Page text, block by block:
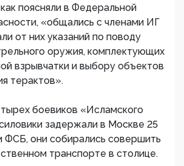
поясняли в Федеральной
«общались с членами ИГ
от них указаний по поводу
оружия, комплектующих
взрывчатки и выбору объектов
терактов».
боевиков «Исламского
задержали в Москве 25
ФСБ, они собирались совершить
транспорте в столице.​